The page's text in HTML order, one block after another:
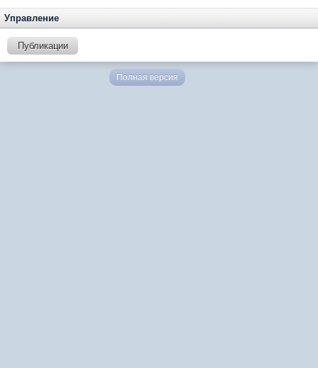
Управление
Публикации
Полная версия